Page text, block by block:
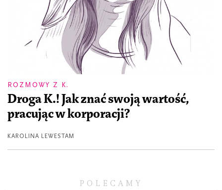
POLECAMY
ROZMOWY Z K.
Droga K.! Jak znać swoją wartość,
pracując w korporacji?
KAROLINA LEWESTAM